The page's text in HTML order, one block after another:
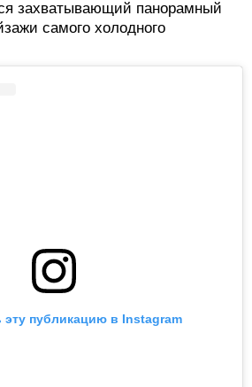
захватывающий панорамный
самого холодного
эту публикацию в Instagram